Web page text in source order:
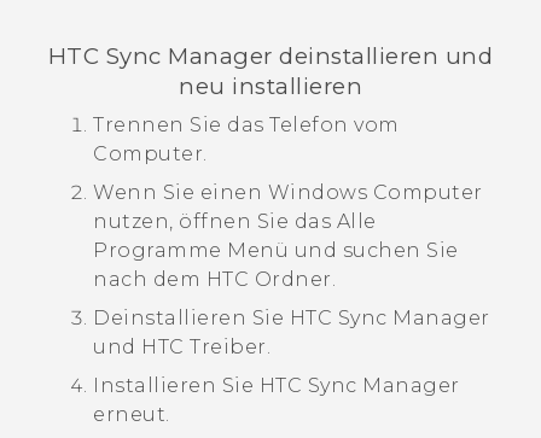
HTC Sync Manager deinstallieren und
neu installieren
Trennen Sie das Telefon vom
Computer.
Wenn Sie einen Windows Computer
nutzen, öffnen Sie das Alle
Programme Menü und suchen Sie
nach dem HTC Ordner.
Deinstallieren Sie HTC Sync Manager
und HTC Treiber.
Installieren Sie HTC Sync Manager
erneut.